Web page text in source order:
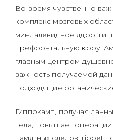
Во время чувственно
комплекс мозговых
миндалевидное ядро,
префронтальную кору.
главным центром
важность получаемой
подходящие
Гиппокамп, получая
тела, повышает
памятных следов. riobet